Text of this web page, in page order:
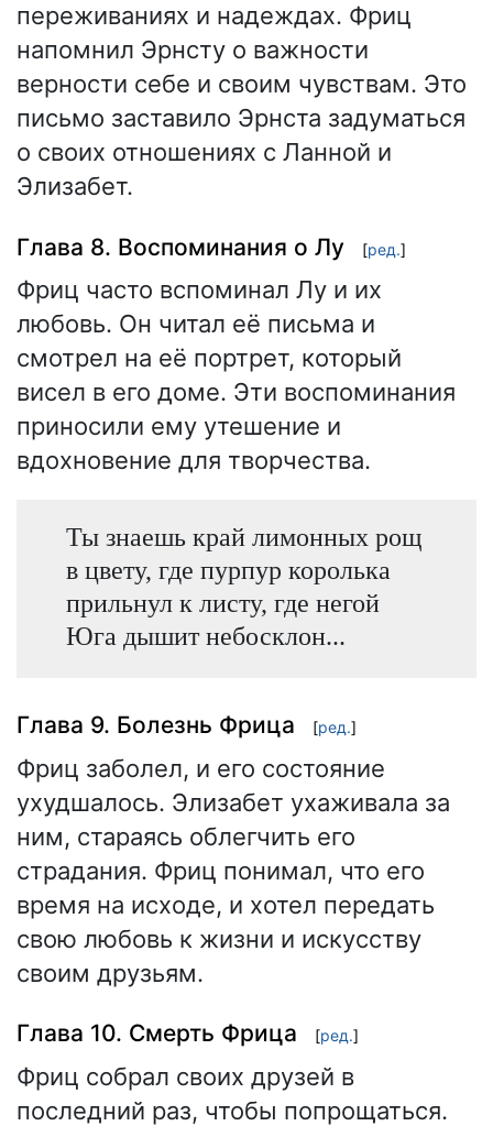
переживаниях и надеждах. Фриц
напомнил Эрнсту о важности
верности себе и своим чувствам. Это
письмо заставило Эрнста задуматься
о своих отношениях с Ланной и
Элизабет.
Глава 8. Воспоминания о Лу [ред.]
Фриц часто вспоминал Лу и их
любовь. Он читал её письма и
смотрел на её портрет, который
висел в его доме. Эти воспоминания
приносили ему утешение и
вдохновение для творчества.
Ты знаешь край лимонных рощ
в цвету, где пурпур королька
прильнул к листу, где негой
Юга дышит небосклон...
Глава 9. Болезнь Фрица [ред.]
Фриц заболел, и его состояние
ухудшалось. Элизабет ухаживала за
ним, стараясь облегчить его
страдания. Фриц понимал, что его
время на исходе, и хотел передать
свою любовь к жизни и искусству
своим друзьям.
Глава 10. Смерть Фрица [ред.]
Фриц собрал своих друзей в
последний раз, чтобы попрощаться.